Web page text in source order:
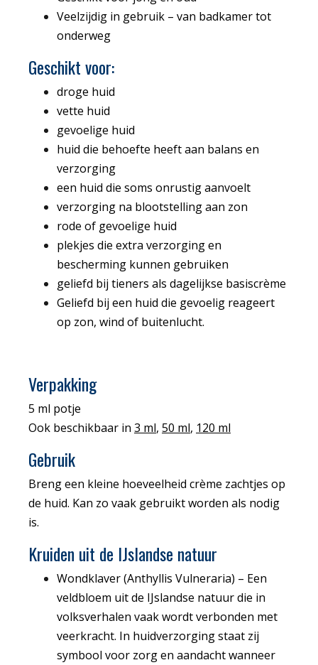
Veelzijdig in gebruik – van badkamer tot
onderweg
Geschikt voor:
droge huid
vette huid
gevoelige huid
huid die behoefte heeft aan balans en
verzorging
een huid die soms onrustig aanvoelt
verzorging na blootstelling aan zon
rode of gevoelige huid
plekjes die extra verzorging en
bescherming kunnen gebruiken
geliefd bij tieners als dagelijkse basiscrème
Geliefd bij een huid die gevoelig reageert
op zon, wind of buitenlucht.
Verpakking
5 ml potje
Ook beschikbaar in 3 ml, 50 ml, 120 ml
Gebruik
Breng een kleine hoeveelheid crème zachtjes op
de huid. Kan zo vaak gebruikt worden als nodig
is.
Kruiden uit de IJslandse natuur
Wondklaver (Anthyllis Vulneraria) – Een
veldbloem uit de IJslandse natuur die in
volksverhalen vaak wordt verbonden met
veerkracht. In huidverzorging staat zij
symbool voor zorg en aandacht wanneer